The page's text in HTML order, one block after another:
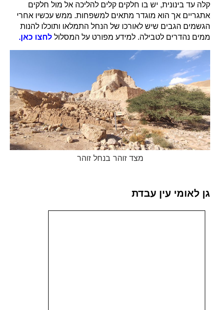
קלה עד בינונית, יש בו חלקים קלים להליכה אל מול חלקים
אתגריים אך הוא מוגדר מתאים למשפחות. ממש עכשיו אחרי
הגשמים הגבים שיש לאורכו של הנחל התמלאו ותוכלו להנות
ממים נהדרים לטבילה. למידע מפורט על המסלול לחצו כאן.
מצד זוהר בנחל זוהר
גן לאומי עין עבדת